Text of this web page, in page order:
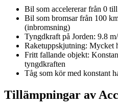
Bil som accelererar från 0
Bil som bromsar från 100
(inbromsning)
Tyngdkraft på Jorden: 9.8
Raketuppskjutning: Mycket
Fritt fallande objekt:
tyngdkraften
Tåg som kör med konstant
Tillämpningar av